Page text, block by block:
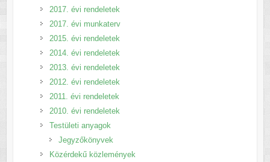
2017. évi rendeletek
2017. évi munkaterv
2015. évi rendeletek
2014. évi rendeletek
2013. évi rendeletek
2012. évi rendeletek
2011. évi rendeletek
2010. évi rendeletek
Testületi anyagok
Jegyzőkönyvek
Közérdekű közlemények